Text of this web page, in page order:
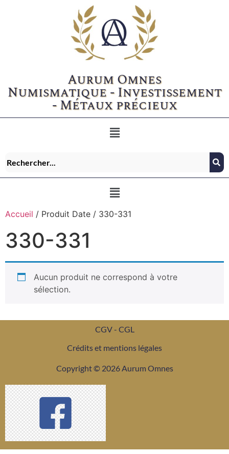
Aurum Omnes
Numismatique - Investissement
- Métaux précieux
Accueil / Produit Date / 330-331
330-331
Aucun produit ne correspond à votre
sélection.
CGV - CGL
Crédits et mentions légales
Copyright © 2026 Aurum Omnes